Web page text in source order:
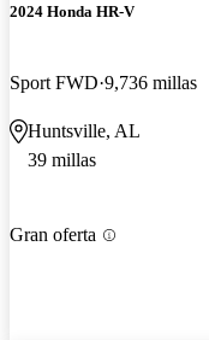
2024 Honda HR-V
Sport FWD 9,736 millas
Huntsville, AL
39 millas
Gran oferta